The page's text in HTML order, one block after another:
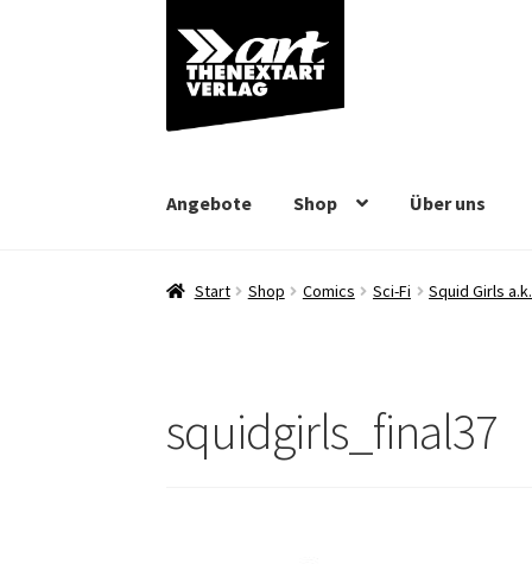
Zur
Navigation
springen
Zum
Inhalt
springen
Angebote Shop Über uns
Start Shop Comics Sci-Fi Squid Girls
squidgirls_final37